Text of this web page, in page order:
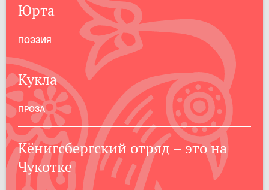
Юрта
ПОЭЗИЯ
Кукла
ПРОЗА
Кёнигсбергский отряд – это на
Чукотке